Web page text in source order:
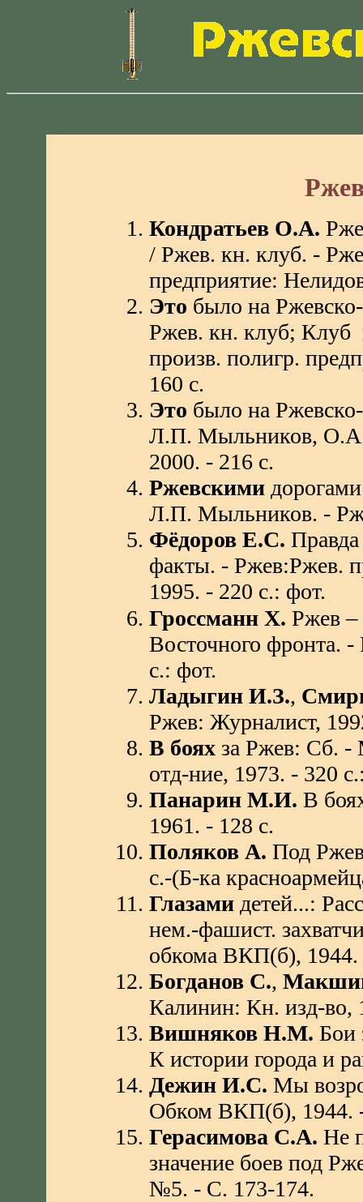
Кондратьев О.А.
/ Ржев. кн. клуб. -
предприятие:
Это было на
Ржев. кн. клуб; Клуб
произв. полигр.
160 с.
Это было на
Л.П. Мыльников, О.А.
2000. - 216 с.
Ржевскими
Л.П. Мыльников. -
Фёдоров Е.С.
факты. - Ржев:Ржев.
1995. - 220 с.: фот.
Гроссманн Х. Ржев–
Восточного фронта.
с.: фот.
Ладыгин И.З.,
Ржев: Журналист,
В боях за Ржев: Сб.
отд-ние, 1973. - 320
Панарин М.И. В
1961. - 128 с.
Поляков А. Под
с.-(Б-ка
Глазами детей...:
нем.-фашист.
обкома ВКП(б), 1944.
Богданов С.,
Калинин: Кн. изд-во,
Вишняков Н.М. Бои
К истории города и
Дежин И.С. Мы
Обком ВКП(б), 1944.
Герасимова С.А. Не
значение боев под
№5. - С. 173-174.